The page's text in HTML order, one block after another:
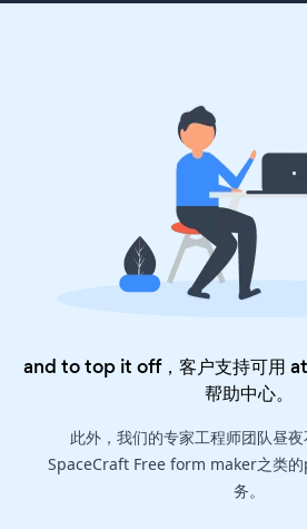
and to top it off，客户支持可用
帮助中心。
此外，我们的专家工程师团队昼
SpaceCraft Free form maker之类
务。